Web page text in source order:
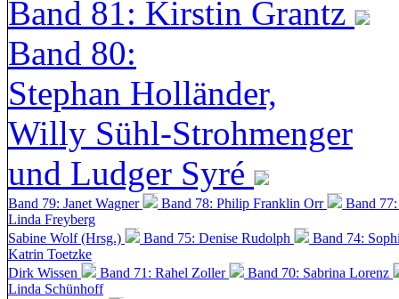
Band 81: Kirstin Grantz
Band 80:
Stephan Holländer,
Willy Sühl-Strohmenger
und Ludger Syré
Band 79: Janet Wagner Band 78: Philip Franklin Orr
Band
Linda Freyberg
Sabine Wolf (Hrsg.)
Band 75: Denise Rudolph
Band 74:
Katrin Toetzke
Dirk Wissen
Band 71: Rahel Zoller
Band 70: Sabrina Lorenz
Linda Schünhoff